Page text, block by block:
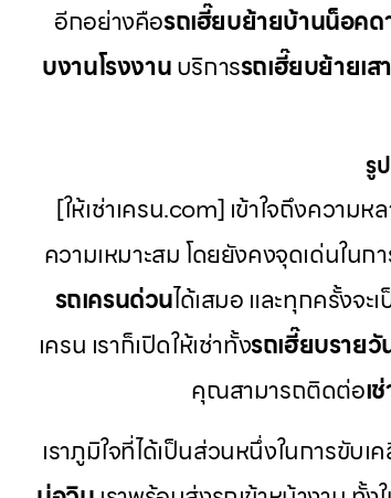
อีกอย่างคือรถเฮี๊ยบย้ายบ้านน็อค
บงานโรงงานบริการรถเฮี๊ยบย้ายเส
รู
[ให้เช่าเครน.com] เข้าใจถึงความ
ความเหมาะสม โดยยังคงจุดเด่นในก
รถเครนด่วนได้เสมอ และทุกครั้งจ
เครน เราก็เปิดให้เช่าทั้งรถเฮี๊ยบรายวั
คุณสามารถติดต่อเ
เราภูมิใจที่ได้เป็นส่วนหนึ่งในการขับ